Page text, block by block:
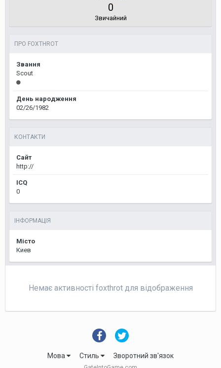
0
Звичайний
ПРО FOXTHROT
Звання
Scout
День народження
02/26/1982
КОНТАКТИ
Сайт
http://
ICQ
0
ІНФОРМАЦІЯ
Місто
Киев
Немає активності foxthrot для відображення
Мова Стиль Зворотний зв'язок